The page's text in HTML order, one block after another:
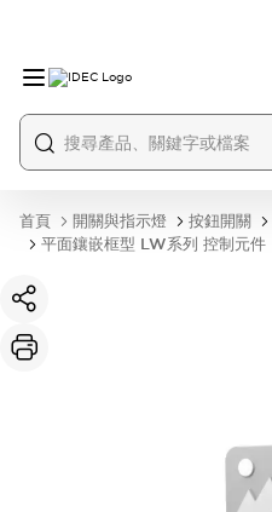
首頁 開關與指示燈 按鈕開關
平面鑲嵌框型 LW系列 控制元件